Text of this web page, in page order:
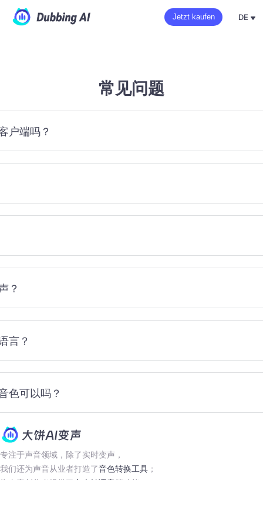
Jetzt kaufen DE
常见问题
户端吗？
？
言？
色可以吗？
专注于声音领域，除了实时变声，
我们还为声音从业者打造了音色转换工具 ；
为内容创作者提供了 文本转语音 等功能。